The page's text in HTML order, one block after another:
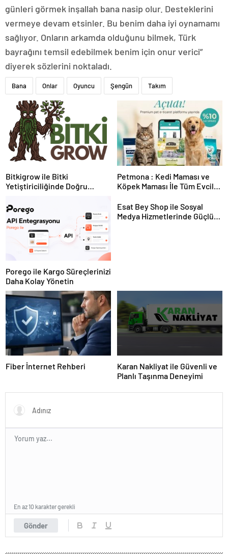
günleri görmek inşallah bana nasip olur. Desteklerini
vermeye devam etsinler. Bu benim daha iyi oynamamı
sağlıyor. Onların arkamda olduğunu bilmek, Türk
bayrağını temsil edebilmek benim için onur verici”
diyerek sözlerini noktaladı.
Bana Onlar Oyuncu Şengün Takım
Bitkigrow ile Bitki
Yetiştiriciliğinde Doğru
Petmona : Kedi Maması ve
Köpek Maması İle Tüm Evcil
Porego ile Kargo Süreçlerinizi
Daha Kolay Yönetin
Esat Bey Shop ile Sosyal
Medya Hizmetlerinde Güçlü
Fiber İnternet Rehberi
Karan Nakliyat ile Güvenli ve
Planlı Taşınma Deneyimi
Gönder
En az 10 karakter gerekli